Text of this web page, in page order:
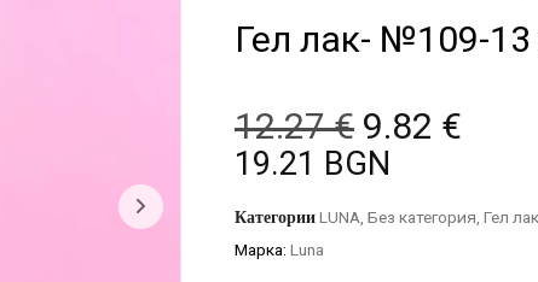
Гел лак- №109-
12.27€ 9.82 €
19.21 BGN
КатегорииLUNA Без категория Гел
Марка: Luna